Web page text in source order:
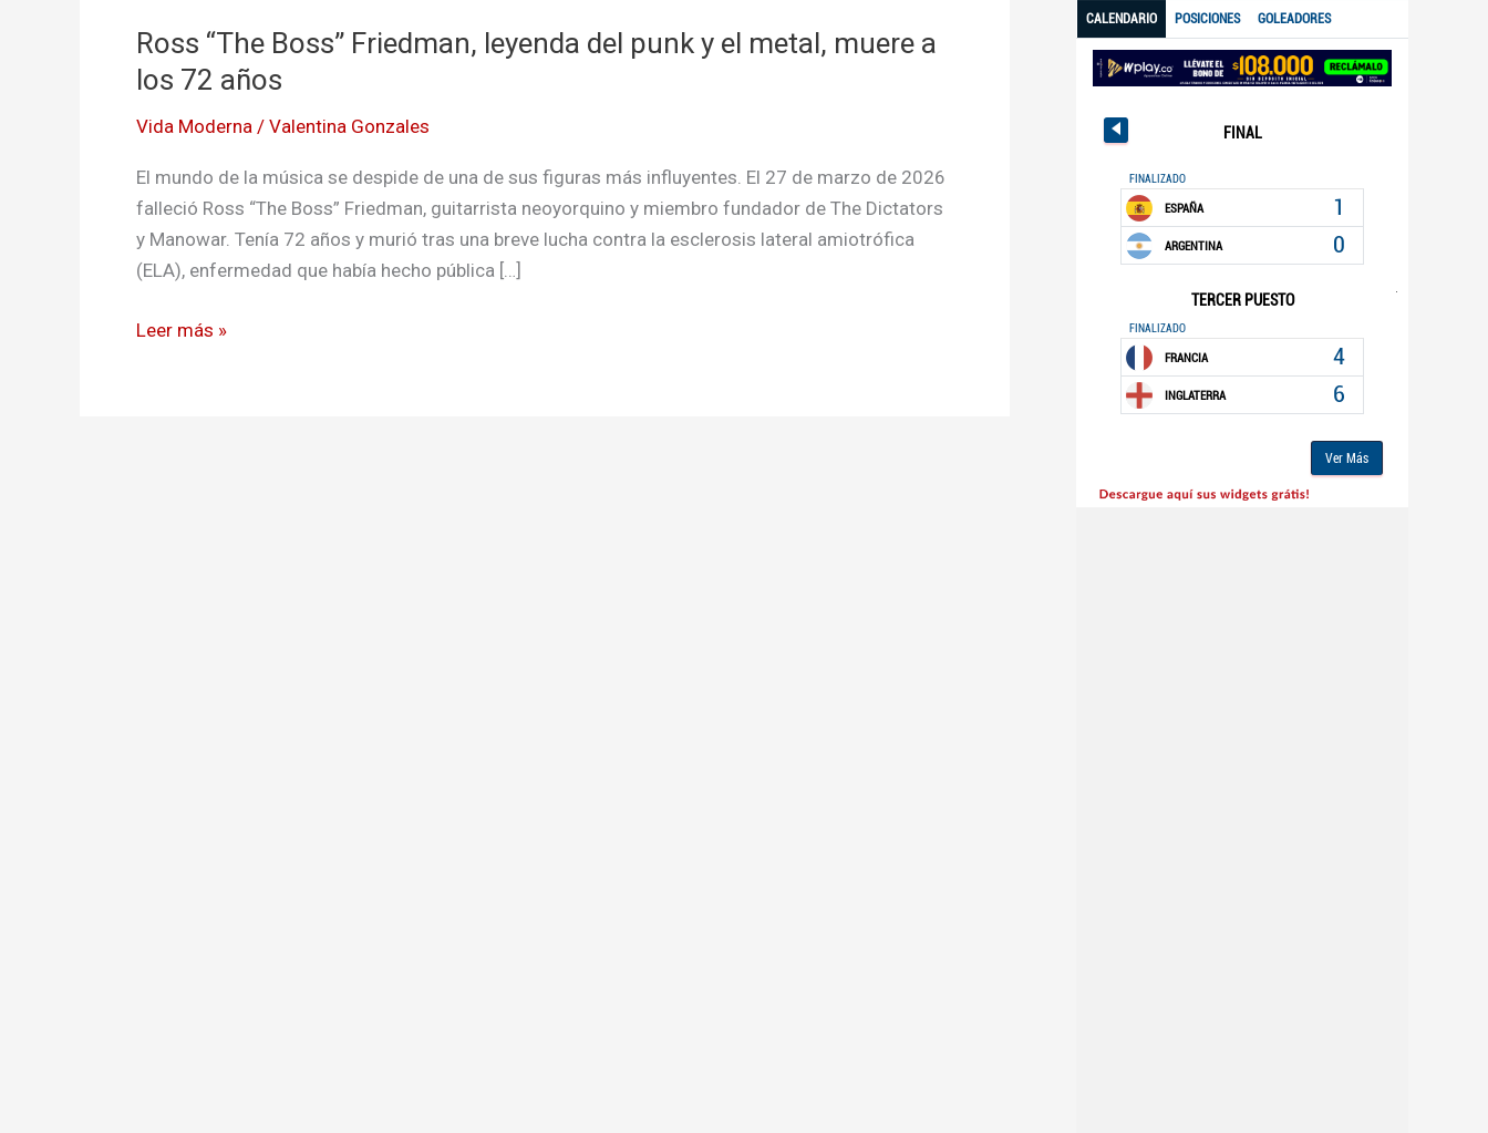
Ross “The Boss” Friedman, leyenda del punk y el metal, muere a
los 72 años
Vida Moderna / Valentina Gonzales
El mundo de la música se despide de una de sus figuras más influyentes. El 27 de marzo de 2026
falleció Ross “The Boss” Friedman, guitarrista neoyorquino y miembro fundador de The Dictators
y Manowar. Tenía 72 años y murió tras una breve lucha contra la esclerosis lateral amiotrófica
(ELA), enfermedad que había hecho pública […]
Leer más »